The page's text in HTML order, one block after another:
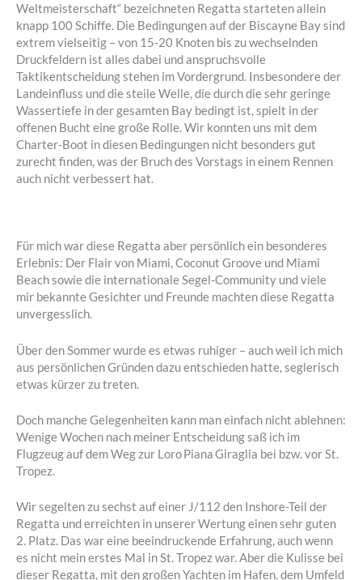
Weltmeisterschaft“ bezeichneten Regatta starteten allein
knapp 100 Schiffe. Die Bedingungen auf der Biscayne Bay sind
extrem vielseitig – von 15-20 Knoten bis zu wechselnden
Druckfeldern ist alles dabei und anspruchsvolle
Taktikentscheidung stehen im Vordergrund. Insbesondere der
Landeinfluss und die steile Welle, die durch die sehr geringe
Wassertiefe in der gesamten Bay bedingt ist, spielt in der
offenen Bucht eine große Rolle. Wir konnten uns mit dem
Charter-Boot in diesen Bedingungen nicht besonders gut
zurecht finden, was der Bruch des Vorstags in einem Rennen
auch nicht verbessert hat.
Für mich war diese Regatta aber persönlich ein besonderes
Erlebnis: Der Flair von Miami, Coconut Groove und Miami
Beach sowie die internationale Segel-Community und viele
mir bekannte Gesichter und Freunde machten diese Regatta
unvergesslich.
Über den Sommer wurde es etwas ruhiger – auch weil ich mich
aus persönlichen Gründen dazu entschieden hatte, seglerisch
etwas kürzer zu treten.
Doch manche Gelegenheiten kann man einfach nicht ablehnen:
Wenige Wochen nach meiner Entscheidung saß ich im
Flugzeug auf dem Weg zur Loro Piana Giraglia bei bzw. vor St.
Tropez.
Wir segelten zu sechst auf einer J/112 den Inshore-Teil der
Regatta und erreichten in unserer Wertung einen sehr guten
2. Platz. Das war eine beeindruckende Erfahrung, auch wenn
es nicht mein erstes Mal in St. Tropez war. Aber die Kulisse bei
dieser Regatta, mit den großen Yachten im Hafen, dem Umfeld